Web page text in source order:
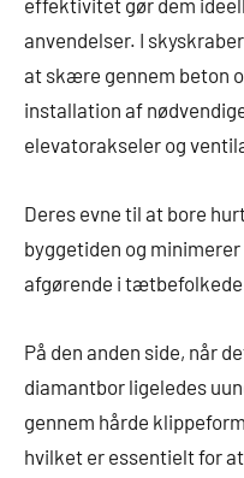
effektivitet gør dem
anvendelser. I
at skære gennem beton
installation af
elevatorakseler og
Deres evne til at bore
byggetiden og
afgørende i
På den anden side, når
diamantbor ligeledes
gennem hårde
hvilket er essentielt for